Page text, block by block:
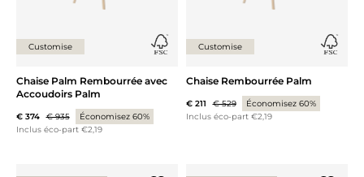
Customise
Chaise Palm Rembourrée avec
Accoudoirs Palm
€ 374 € 935
Économisez 60%
Inclus éco-part €2,19
Customise
Chaise Rembourrée Palm
€ 211 € 529
Économisez 60%
Inclus éco-part €2,19